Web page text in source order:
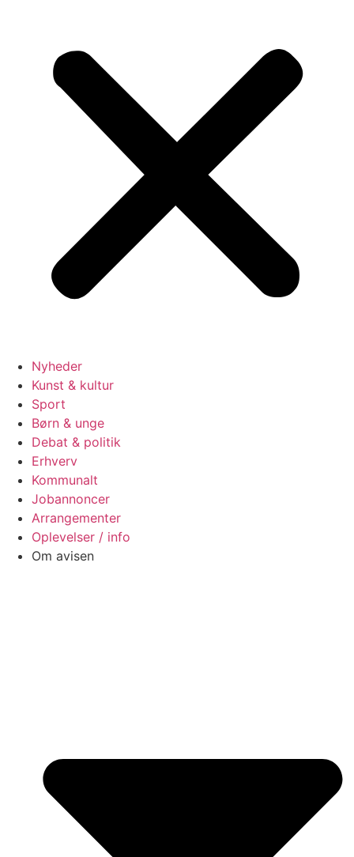
Nyheder
Kunst & kultur
Sport
Børn & unge
Debat & politik
Erhverv
Kommunalt
Jobannoncer
Arrangementer
Oplevelser / info
Om avisen